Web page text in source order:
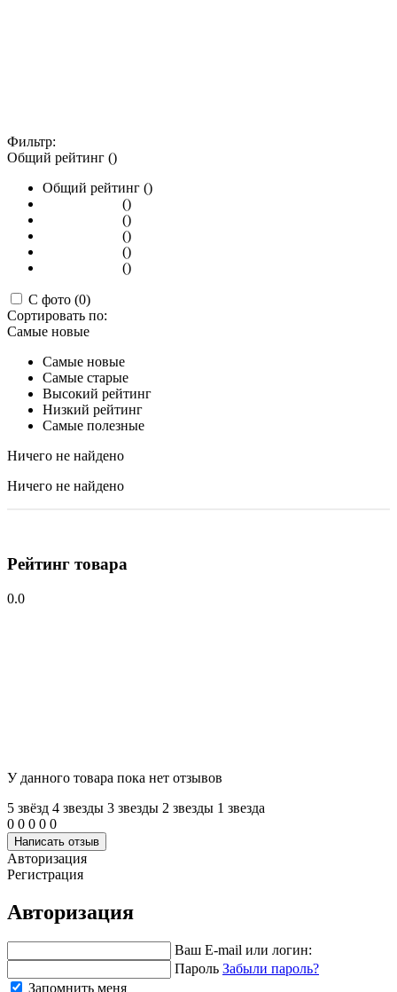
Фильтр:
Общий рейтинг ()
Общий рейтинг ()
()
()
()
()
()
С фото (0)
Сортировать по:
Самые новые
Самые новые
Самые старые
Высокий рейтинг
Низкий рейтинг
Самые полезные
Ничего не найдено
Ничего не найдено
Рейтинг товара
0.0
У данного товара пока нет отзывов
5 звёзд 4 звeзды 3 звeзды 2 звeзды 1 звeзда
0 0 0 0 0
Написать отзыв
Авторизация
Регистрация
Авторизация
Ваш E-mail или логин:
Пароль Забыли пароль?
Запомнить меня